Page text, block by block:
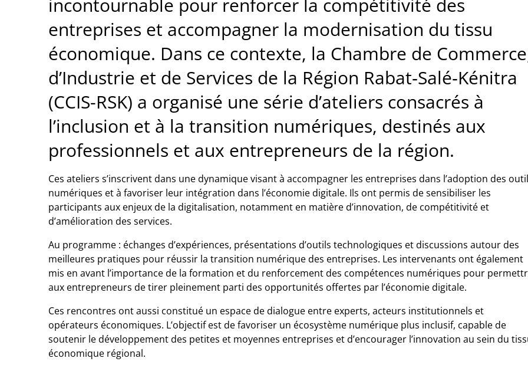
incontournable pour renforcer la compétitivité des
entreprises et accompagner la modernisation du tissu
économique. Dans ce contexte, la Chambre de
d’Industrie et de Services de la Région Rabat‑Salé‑Kénitra
(CCIS-RSK) a organisé une série d’ateliers consacrés à
l’inclusion et à la transition numériques, destinés aux
professionnels et aux entrepreneurs de la région.
Ces ateliers s’inscrivent dans une dynamique visant à accompagner les entreprises dans l’adoption des
numériques et à favoriser leur intégration dans l’économie digitale. Ils ont permis de sensibiliser les
participants aux enjeux de la digitalisation, notamment en matière d’innovation, de compétitivité et
d’amélioration des services.
Au programme : échanges d’expériences, présentations d’outils technologiques et discussions autour des
meilleures pratiques pour réussir la transition numérique des entreprises. Les intervenants ont également
mis en avant l’importance de la formation et du renforcement des compétences numériques pour
aux entrepreneurs de tirer pleinement parti des opportunités offertes par l’économie digitale.
Ces rencontres ont aussi constitué un espace de dialogue entre experts, acteurs institutionnels et
opérateurs économiques. L’objectif est de favoriser un écosystème numérique plus inclusif, capable de
soutenir le développement des petites et moyennes entreprises et d’encourager l’innovation au sein du
économique régional.